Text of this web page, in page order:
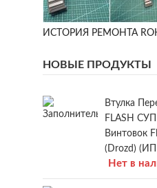
ИСТОРИЯ РЕМОНТА
НОВЫЕ ПРОДУКТЫ
Втулка
FLASH
Винтовок
(Drozd) (ИП
Нет в